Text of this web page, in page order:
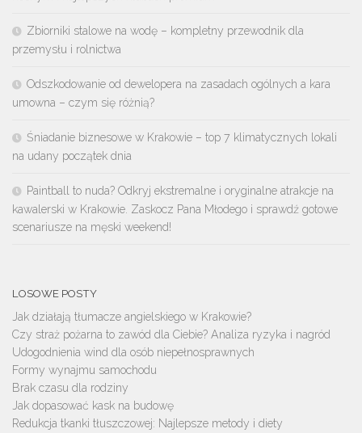
Zbiorniki stalowe na wodę – kompletny przewodnik dla
przemysłu i rolnictwa
Odszkodowanie od dewelopera na zasadach ogólnych a kara
umowna – czym się różnią?
Śniadanie biznesowe w Krakowie – top 7 klimatycznych lokali
na udany początek dnia
Paintball to nuda? Odkryj ekstremalne i oryginalne atrakcje na
kawalerski w Krakowie. Zaskocz Pana Młodego i sprawdź gotowe
scenariusze na męski weekend!
LOSOWE POSTY
Jak działają tłumacze angielskiego w Krakowie?
Czy straż pożarna to zawód dla Ciebie? Analiza ryzyka i nagród
Udogodnienia wind dla osób niepełnosprawnych
Formy wynajmu samochodu
Brak czasu dla rodziny
Jak dopasować kask na budowę
Redukcja tkanki tłuszczowej: Najlepsze metody i diety